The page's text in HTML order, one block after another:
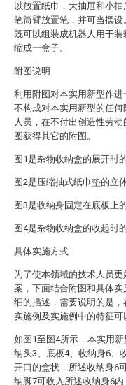
以放置纸巾，大抽屉和小
笔筒臂放置笔，并可当摆设
既可以组装成机器人用于
缩成一盒子。
附图说明
利用附图对本实用新型作
不构成对本实用新型的任
人员，在不付出创造性劳
图获得其它的附图。
图1是杂物收纳盒的展开时
图2是压缩抽式纸巾垫的立
图3是收纳身固定在底板上
图4是杂物收纳盒的收起时
具体实施方式
为了使本领域的技术人员
案，下面结合附图和具体
细的描述，需要说明的是
实施例及实施例中的特征可
如图1至图4所示，本实用
纳头3、底板4、收纳身6、
开口的盒状，所述收纳身6
纳脚7可收入所述收纳身6